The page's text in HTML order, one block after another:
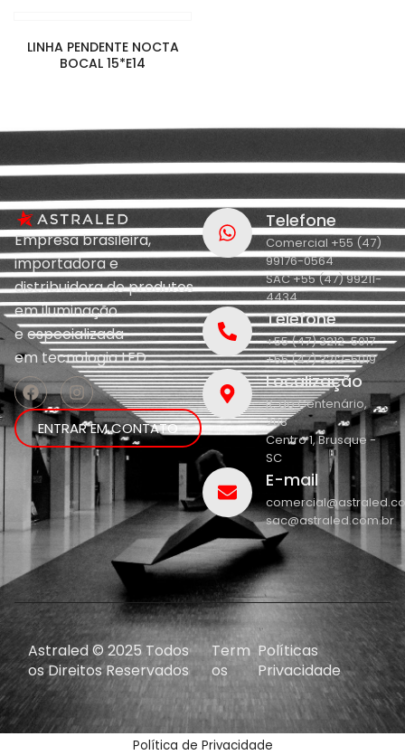
LINHA PENDENTE NOCTA
BOCAL 15*E14
Empresa brasileira,
importadora e
distribuidora de produtos
em iluminação
eespecializada
emtecnologia LED.
ENTRAR EM CONTATO
Telefone
Comercial +55 (47)
99176-0564
SAC +55 (47) 99211-
4434
Telefone
+55 (47) 3212-5017
+55 (47) 3212-5019
Localização
R. do Centenário,
208
Centro 1, Brusque -
SC
E-mail
sac@astraled.com.br
Astraled © 2025 Todos
os Direitos Reservados
Term
os
Políticas
Privacidade
Política de Privacidade